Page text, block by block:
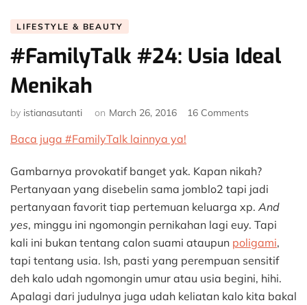
LIFESTYLE & BEAUTY
#FamilyTalk #24: Usia Ideal
Menikah
by istianasutanti on March 26, 2016 16 Comments
Ideal
Menikah
Baca juga #FamilyTalk lainnya ya!
Gambarnya provokatif banget yak. Kapan nikah?
Pertanyaan yang disebelin sama jomblo2 tapi jadi
pertanyaan favorit tiap pertemuan keluarga xp. And
yes, minggu ini ngomongin pernikahan lagi euy. Tapi
kali ini bukan tentang calon suami ataupun poligami,
tapi tentang usia. Ish, pasti yang perempuan sensitif
deh kalo udah ngomongin umur atau usia begini, hihi.
Apalagi dari judulnya juga udah keliatan kalo kita bakal